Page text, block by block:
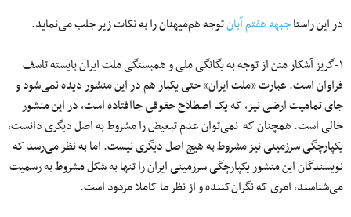
در این راستاجبهه هفتم آبانتوجه هم‌میهنان را به نکات زیر جلب می‌نماید.
۱-گریز آشکار متن از توجه به یگانگی ملی و همبستگی ملت ایران بایسته تاسف
فراوان است. عبارت «ملت ایران» حتی یکبار هم در این منشور دیده نمی‌شود و
جای تمامیت ارضی نیز، که یک اصطلاح حقوقی جاافتاده است، در این منشور
خالی است. همچنان که نمی‌توان عدم تبعیض را مشروط به اصل دیگری دانست،
یکپارچگی سرزمینی نیز مشروط به هیچ اصل دیگری نیست. اما به‌ نظر می‌رسد که
نویسندگان این منشور یکپارچگی سرزمینی ایران را تنها به شکل مشروط به‌ رسمیت
می‌شناسند، امری که نگران‌کننده و از نظر ما کاملا مردود است.